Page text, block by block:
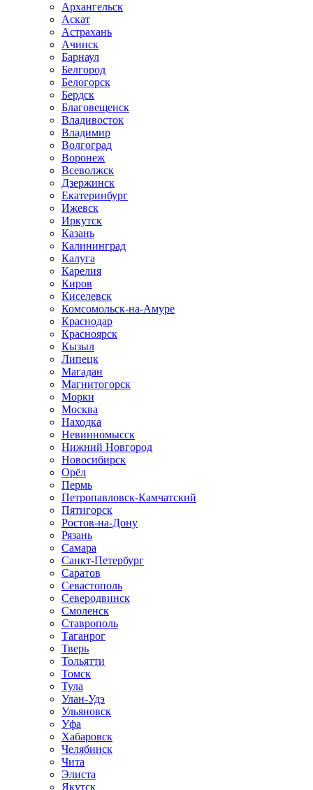
Архангельск
Аскат
Астрахань
Ачинск
Барнаул
Белгород
Белогорск
Бердск
Благовещенск
Владивосток
Владимир
Волгоград
Воронеж
Всеволжск
Дзержинск
Екатеринбург
Ижевск
Иркутск
Казань
Калининград
Калуга
Карелия
Киров
Киселевск
Комсомольск-на-Амуре
Краснодар
Красноярск
Кызыл
Липецк
Магадан
Магнитогорск
Морки
Москва
Находка
Невинномысск
Нижний Новгород
Новосибирск
Орёл
Пермь
Петропавловск-Камчатский
Пятигорск
Ростов-на-Дону
Рязань
Самара
Санкт-Петербург
Саратов
Севастополь
Северодвинск
Смоленск
Ставрополь
Таганрог
Тверь
Тольятти
Томск
Тула
Улан-Удэ
Ульяновск
Уфа
Хабаровск
Челябинск
Чита
Элиста
Якутск